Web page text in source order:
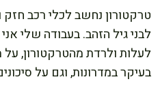
טרקטורון נחשב לכלי רכב
לבני גיל הזהב. בעבודה שלי
לעלות ולרדת מהטרקטורון,
בעיקר במדרונות, וגם על